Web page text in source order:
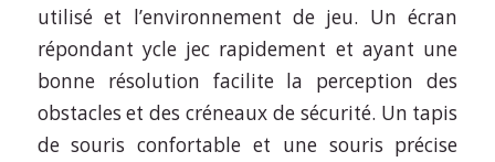
utilisé et l’environnement de jeu. Un écran
répondant ycle jec rapidement et ayant une
bonne résolution facilite la perception des
obstacles et des créneaux de sécurité. Un tapis
de souris confortable et une souris précise